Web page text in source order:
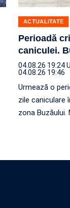
ACTUALITATE
Perioadă
caniculei.
04.08.26 19:24
04.08.26 19:46
Urmează o
zile caniculare
zona